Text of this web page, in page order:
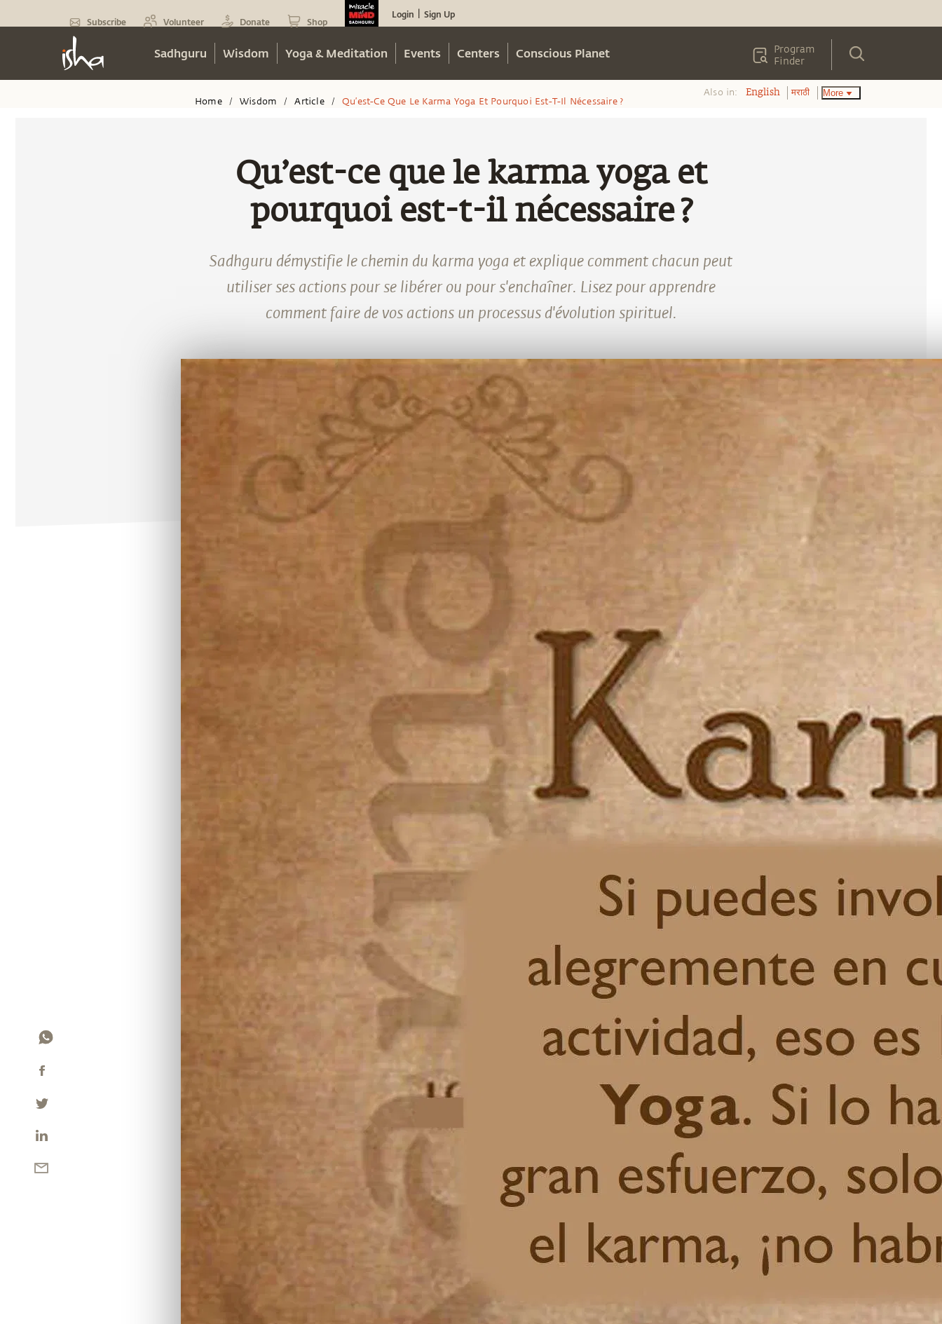
Subscribe Volunteer Donate Shop
Login Sign Up
Sadhguru Wisdom Yoga & Meditation Events Centers Conscious Planet
Program
Finder
Home / Wisdom / Article / Qu’est-Ce Que Le Karma Yoga Et Pourquoi Est-T-Il Nécessaire ?
Also in: English मराठी More
Qu’est-ce que le karma yoga et
pourquoi est-t-il nécessaire ?
Sadhguru démystifie le chemin du karma yoga et explique comment chacun peut
utiliser ses actions pour se libérer ou pour s'enchaîner. Lisez pour apprendre
comment faire de vos actions un processus d'évolution spirituel.